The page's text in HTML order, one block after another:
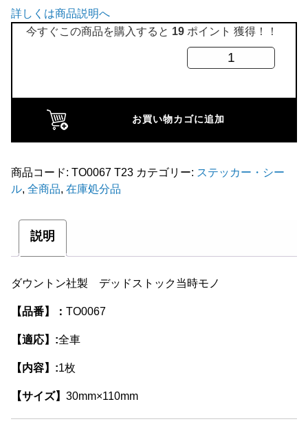
詳しくは商品説明へ
今すぐこの商品を購入すると 19 ポイント 獲得！！
(小)
個
お買い物カゴに追加
商品コード: TO0067 T23 カテゴリー: ステッカー・シー
ル, 全商品, 在庫処分品
説明
ダウントン社製 デッドストック当時モノ
【品番】： TO0067
【適応】:全車
【内容】:1枚
【サイズ】 30mm×110mm